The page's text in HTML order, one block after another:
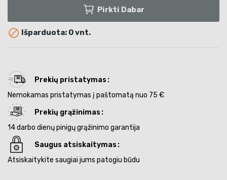
Pirkti Dabar
 Išparduota: 0 vnt.
Prekių pristatymas
Nemokamas pristatymas į paštomatą nuo 75 €
Prekių grąžinimas
14 darbo dienų pinigų grąžinimo garantija
Saugus atsiskaitymas
Atsiskaitykite saugiai jums patogiu būdu